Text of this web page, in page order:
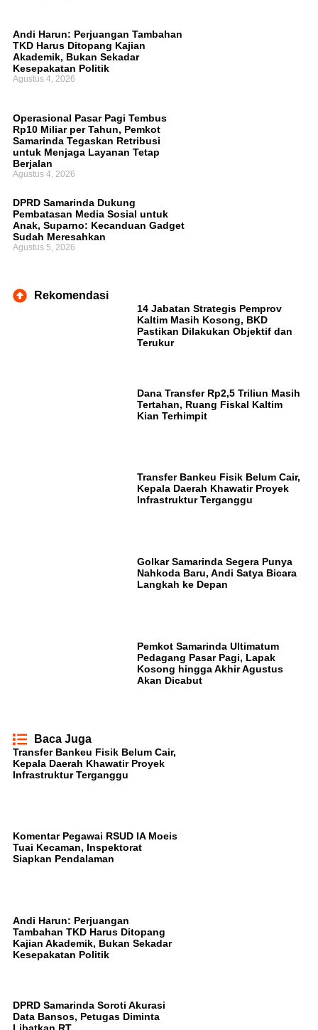
Andi Harun: Perjuangan Tambahan
TKD Harus Ditopang Kajian
Akademik, Bukan Sekadar
Kesepakatan Politik
Agustus 4, 2026
Operasional Pasar Pagi Tembus
Rp10 Miliar per Tahun, Pemkot
Samarinda Tegaskan Retribusi
untuk Menjaga Layanan Tetap
Berjalan
Agustus 4, 2026
DPRD Samarinda Dukung
Pembatasan Media Sosial untuk
Anak, Suparno: Kecanduan Gadget
Sudah Meresahkan
Agustus 5, 2026
Rekomendasi
14 Jabatan Strategis Pemprov
Kaltim Masih Kosong, BKD
Pastikan Dilakukan Objektif dan
Terukur
Dana Transfer Rp2,5 Triliun Masih
Tertahan, Ruang Fiskal Kaltim
Kian Terhimpit
Transfer Bankeu Fisik Belum Cair,
Kepala Daerah Khawatir Proyek
Infrastruktur Terganggu
Golkar Samarinda Segera Punya
Nahkoda Baru, Andi Satya Bicara
Langkah ke Depan
Pemkot Samarinda Ultimatum
Pedagang Pasar Pagi, Lapak
Kosong hingga Akhir Agustus
Akan Dicabut
Baca Juga
Transfer Bankeu Fisik Belum Cair,
Kepala Daerah Khawatir Proyek
Infrastruktur Terganggu
Komentar Pegawai RSUD IA Moeis
Tuai Kecaman, Inspektorat
Siapkan Pendalaman
Andi Harun: Perjuangan
Tambahan TKD Harus Ditopang
Kajian Akademik, Bukan Sekadar
Kesepakatan Politik
DPRD Samarinda Soroti Akurasi
Data Bansos, Petugas Diminta